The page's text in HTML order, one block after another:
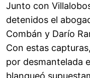
Junto con
detenidos el
Combán y Darío
Con estas
por desmantelada